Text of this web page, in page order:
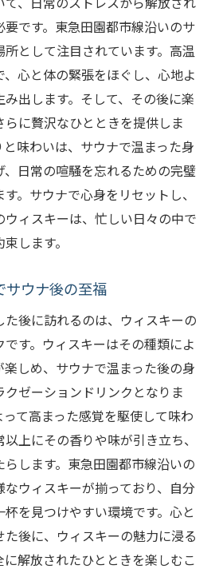
です。東急田園都市線沿いのサ
として注目されています。高温
心と体の緊張をほぐし、心地よ
出します。そして、その後に楽
らに贅沢なひとときを提供しま
味わいは、サウナで温まった身
日常の喧騒を忘れるための完璧
。サウナで心身をリセットし、
ウィスキーは、忙しい日々の中で
します。
サウナ後の至福
後に訪れるのは、ウィスキーの
す。ウィスキーはその種類によ
しめ、サウナで温まった後の身
ゼーションドリンクとなりま
て高まった感覚を駆使して味わ
上にその香りや味が引き立ち、
します。東急田園都市線沿いの
ウィスキーが揃っており、自分
を見つけやすい環境です。心と
後に、ウィスキーの魅力に浸る
解放されたひとときを楽しむこ